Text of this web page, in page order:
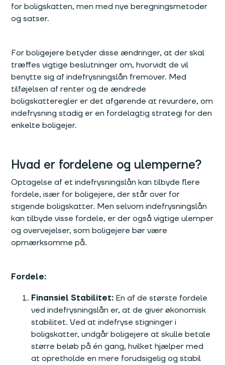
for boligskatten, men med nye beregningsmetoder
og satser.
For boligejere betyder disse ændringer, at der skal
træffes vigtige beslutninger om, hvorvidt de vil
benytte sig af indefrysningslån fremover. Med
tilføjelsen af renter og de ændrede
boligskatteregler er det afgørende at revurdere, om
indefrysning stadig er en fordelagtig strategi for den
enkelte boligejer.
Hvad er fordelene og ulemperne?
Optagelse af et indefrysningslån kan tilbyde flere
fordele, især for boligejere, der står over for
stigende boligskatter. Men selvom indefrysningslån
kan tilbyde visse fordele, er der også vigtige ulemper
og overvejelser, som boligejere bør være
opmærksomme på.
Fordele:
Finansiel Stabilitet: En af de største fordele
ved indefrysningslån er, at de giver økonomisk
stabilitet. Ved at indefryse stigninger i
boligskatter, undgår boligejere at skulle betale
større beløb på én gang, hvilket hjælper med
at opretholde en mere forudsigelig og stabil